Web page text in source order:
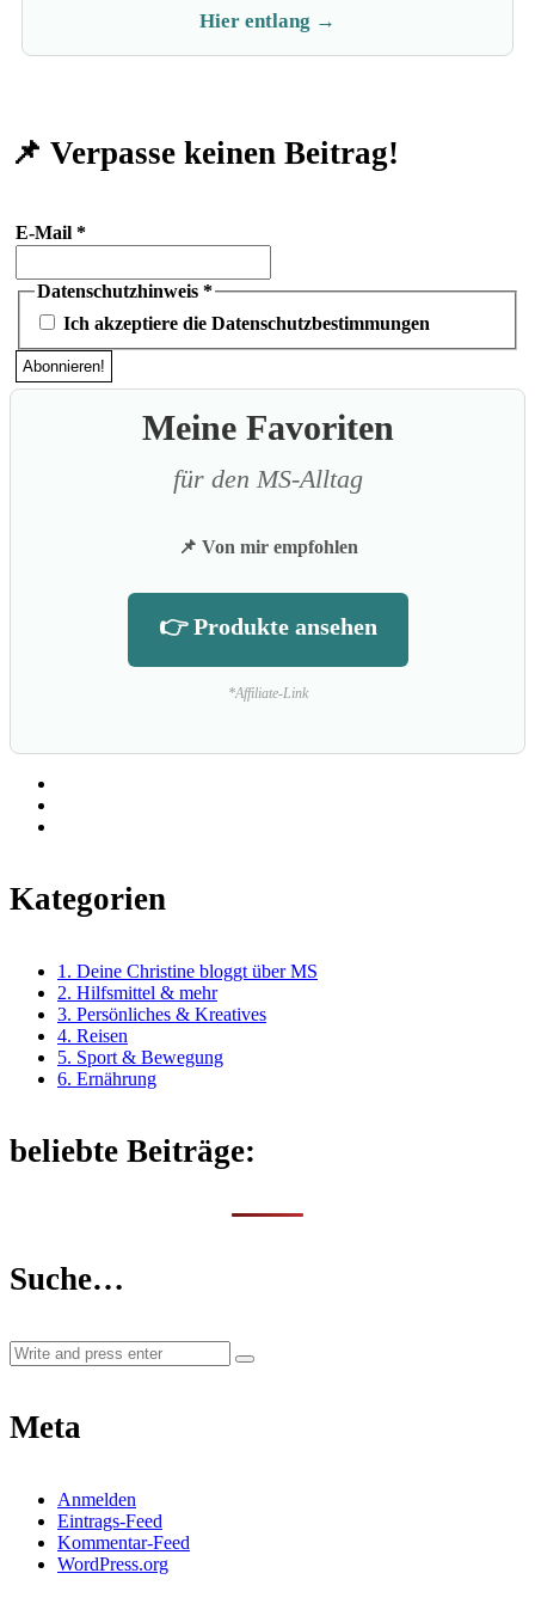
Hier entlang →
📌 Verpasse keinen Beitrag!
E-Mail *
Datenschutzhinweis *
Ich akzeptiere die Datenschutzbestimmungen
Meine Favoriten
für den MS-Alltag
📌 Von mir empfohlen
👉 Produkte ansehen
*Affiliate-Link
Kategorien
1. Deine Christine bloggt über MS
2. Hilfsmittel & mehr
3. Persönliches & Kreatives
4. Reisen
5. Sport & Bewegung
6. Ernährung
beliebte Beiträge:
Suche…
Meta
Anmelden
Eintrags-Feed
Kommentar-Feed
WordPress.org